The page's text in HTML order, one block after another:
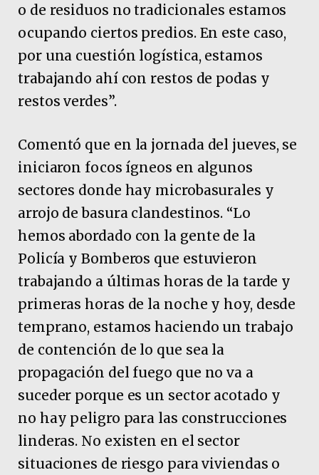
o de residuos no tradicionales estamos
ocupando ciertos predios. En este caso,
por una cuestión logística, estamos
trabajando ahí con restos de podas y
restos verdes”.
Comentó que en la jornada del jueves, se
iniciaron focos ígneos en algunos
sectores donde hay microbasurales y
arrojo de basura clandestinos. “Lo
hemos abordado con la gente de la
Policía y Bomberos que estuvieron
trabajando a últimas horas de la tarde y
primeras horas de la noche y hoy, desde
temprano, estamos haciendo un trabajo
de contención de lo que sea la
propagación del fuego que no va a
suceder porque es un sector acotado y
no hay peligro para las construcciones
linderas. No existen en el sector
situaciones de riesgo para viviendas o